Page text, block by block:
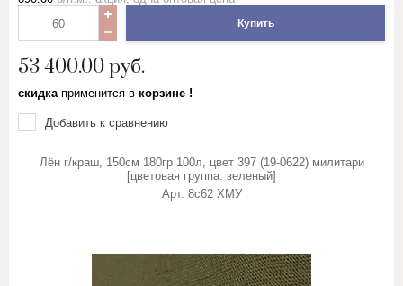
Купить
53 400.00руб.
скидка применится в корзине !
Добавить к сравнению
Лён г/краш, 150см 180гр 100л, цвет 397 (19-0622) милитари
[цветовая группа: зеленый]
Арт. 8с62 ХМУ